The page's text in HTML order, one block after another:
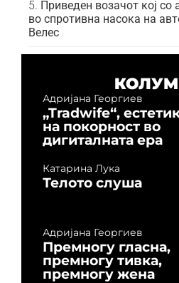
Приведен возачот кој
во спротивна насока на
Велес
Адријана Георгиев
„Tradwife“,
на покорност во
дигиталната ера
Катарина Лука
Телото слуша
Адријана Георгиев
Премногу гласна,
премногу тивка,
премногу жена